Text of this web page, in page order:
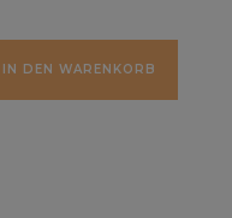
IN DEN WARENKORB